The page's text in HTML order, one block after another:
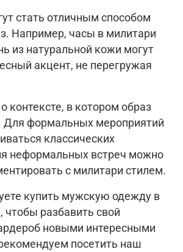
стать отличным способом
Например, часы в милитари
из натуральной кожи могут
акцент, не перегружая
контексте, в котором образ
Для формальных мероприятий
классических
неформальных встреч можно
с милитари стилем.
купить мужскую одежду в
чтобы разбавить свой
новыми интересными
посетить наш